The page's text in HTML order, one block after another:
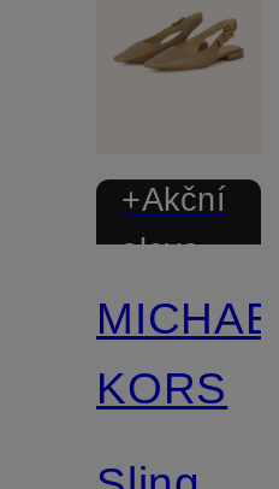
+Akční
sleva
MICHAEL
KORS